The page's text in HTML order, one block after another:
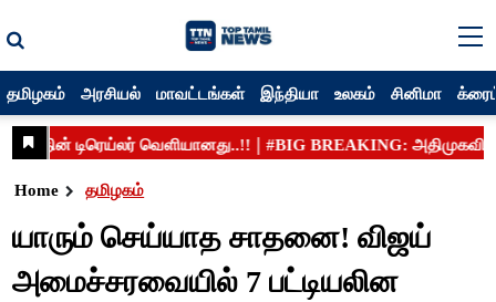
தமிழகம் அரசியல் மாவட்டங்கள் இந்தியா உலகம் சினிமா
Home தமிழகம்
யாரும் செய்யாத சாதனை! விஜய்
அமைச்சரவையில் 7 பட்டியலின